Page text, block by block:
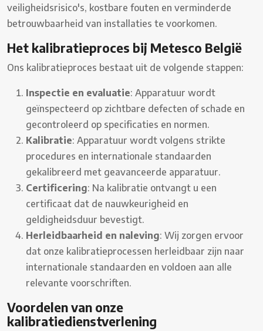
veiligheidsrisico's, kostbare fouten en verminderde
betrouwbaarheid van installaties te voorkomen.
Het kalibratieproces bij Metesco België
Ons kalibratieproces bestaat uit de volgende stappen:
Inspectie en evaluatie: Apparatuur wordt
geïnspecteerd op zichtbare defecten of schade en
gecontroleerd op specificaties en normen.
Kalibratie: Apparatuur wordt volgens strikte
procedures en internationale standaarden
gekalibreerd met geavanceerde apparatuur.
Certificering: Na kalibratie ontvangt u een
certificaat dat de nauwkeurigheid en
geldigheidsduur bevestigt.
Herleidbaarheid en naleving: Wij zorgen ervoor
dat onze kalibratieprocessen herleidbaar zijn naar
internationale standaarden en voldoen aan alle
relevante voorschriften.
Voordelen van onze
kalibratiedienstverlening